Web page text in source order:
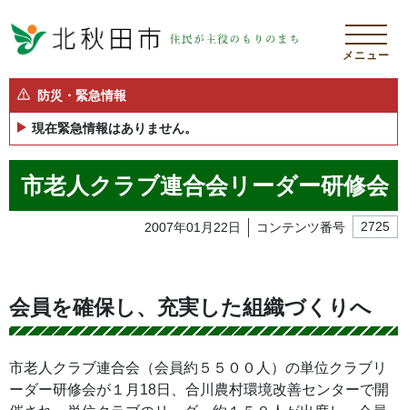
メニュー
防災・緊急情報
現在緊急情報はありません。
市老人クラブ連合会リーダー研修会
2007年01月22日 コンテンツ番号 2725
会員を確保し、充実した組織づくりへ
市老人クラブ連合会（会員約５５００人）の単位クラブリ
ーダー研修会が１月18日、合川農村環境改善センターで開